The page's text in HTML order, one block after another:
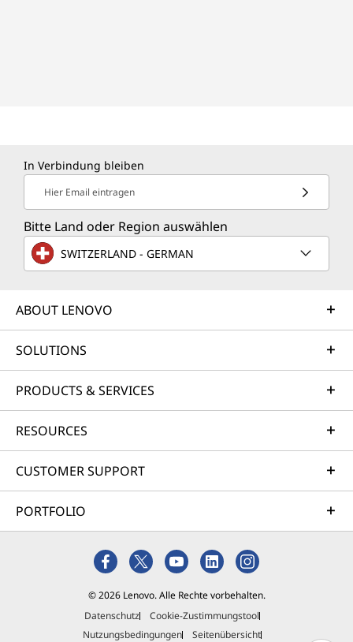
In Verbindung bleiben
Hier Email eintragen
Bitte Land oder Region auswählen
SWITZERLAND - GERMAN
ABOUT LENOVO
SOLUTIONS
PRODUCTS & SERVICES
RESOURCES
CUSTOMER SUPPORT
PORTFOLIO
© 2026 Lenovo. Alle Rechte vorbehalten.
Datenschutz
Cookie-Zustimmungstool
Nutzungsbedingungen
Seitenübersicht